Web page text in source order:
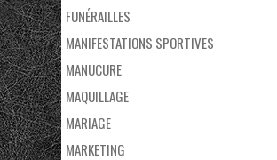
FUNÉRAILLES
MANIFESTATIONS SPORTIVES
MANUCURE
MAQUILLAGE
MARIAGE
MARKETING